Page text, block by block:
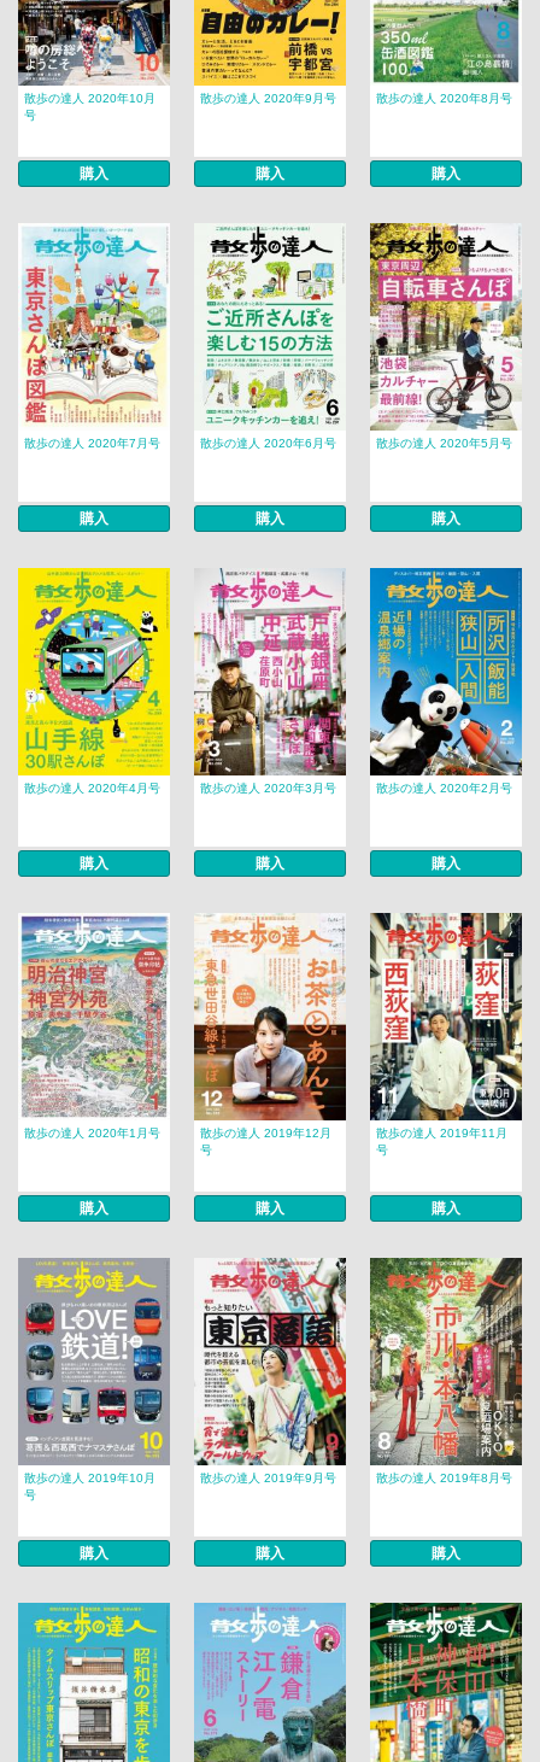
散歩の達人 2020年10月
号
購入
散歩の達人 2020年9月号
購入
散歩の達人 2020年8月号
購入
散歩の達人 2020年7月号
購入
散歩の達人 2020年6月号
購入
散歩の達人 2020年5月号
購入
散歩の達人 2020年4月号
購入
散歩の達人 2020年3月号
購入
散歩の達人 2020年2月号
購入
散歩の達人 2020年1月号
購入
散歩の達人 2019年12月
号
購入
散歩の達人 2019年11月
号
購入
散歩の達人 2019年10月
号
購入
散歩の達人 2019年9月号
購入
散歩の達人 2019年8月号
購入